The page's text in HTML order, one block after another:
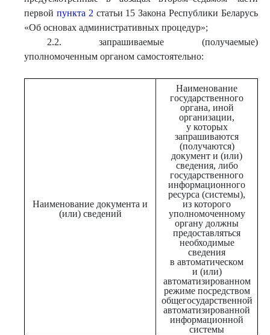
первой пункта 2 статьи 15 Закона Республики Беларусь
«Об основах административных процедур»;
2.2. запрашиваемые (получаемые)
уполномоченным органом самостоятельно:
Наименование документа и
(или) сведений
Наименование
государственного
органа, иной
организации,
у которых
запрашиваются
(получаются)
документ и (или)
сведения, либо
государственного
информационного
ресурса (системы),
из которого
уполномоченному
органу должны
предоставляться
необходимые
сведения
в автоматическом
и (или)
автоматизированном
режиме посредством
общегосударственной
автоматизированной
информационной
системы